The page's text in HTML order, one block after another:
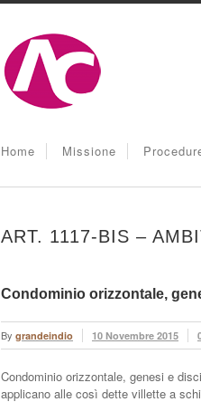
Home Missione
ART. 1117-BIS –
Condominio orizzontale,
By grandeindio 10 Novembre 2015
Condominio orizzontale, genesi e
applicano alle così dette villette a